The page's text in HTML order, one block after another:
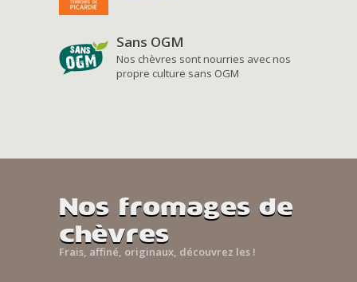
Sans OGM
Nos chèvres sont nourries avec nos
propre culture sans OGM
Nos fromages de
chèvres
Frais, affiné, originaux, découvrez les !